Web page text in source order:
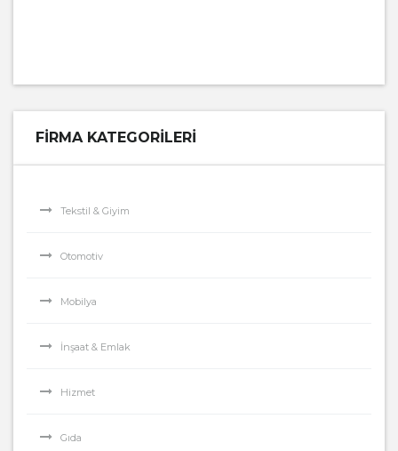
FIRMA KATEGORILERI
Tekstil & Giyim
Otomotiv
Mobilya
İnşaat & Emlak
Hizmet
Gıda